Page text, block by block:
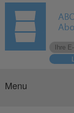
Menu